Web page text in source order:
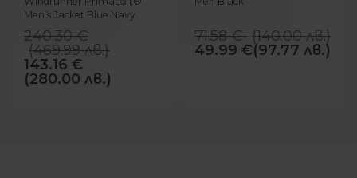
Men’s Jacket Blue Navy
240.30€
(469.99лв.)
143.16 €
(280.00 лв.)
71.58€ (140.00лв.)
49.99 €(97.77 лв.)